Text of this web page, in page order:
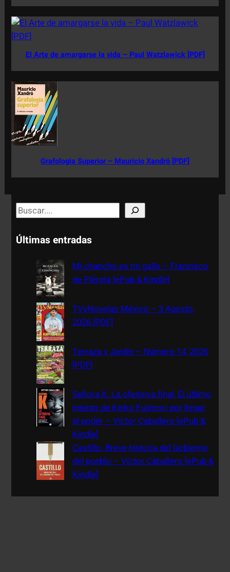
El Arte de amargarse la vida – Paul Watzlawick [PDF]
Grafologia Superior – Mauricio Xandró [PDF]
S
e
a
Últimas entradas
Mi chancho es mi gallo – Francisco
de Piérola [ePub & Kindle]
TVyNovelas México – 3 Agosto,
2026 [PDF]
Terraza y Jardín – Número 14, 2026
[PDF]
Señora K. La ofensiva final, El último
intento de Keiko Fujimori por llegar
al poder – Víctor Caballero [ePub &
Kindle]
Castillo: Breve historia del Gobierno
del pueblo – Víctor Caballero [ePub &
Kindle]